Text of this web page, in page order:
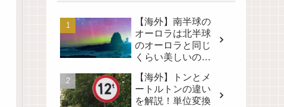
【海外】南半球の
オーロラは北半球
のオーロラと同じ
くらい美しいの
る！
【海外】トンとメ
ートルトンの違い
を解説！単位変換